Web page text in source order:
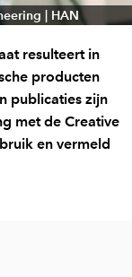
| HAN
resulteert in
producten
publicaties zijn
met de Creative
en vermeld